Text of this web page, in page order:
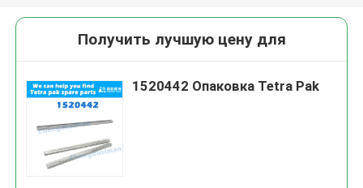
Получить лучшую цену для
1520442 Опаковка Tetra Pak